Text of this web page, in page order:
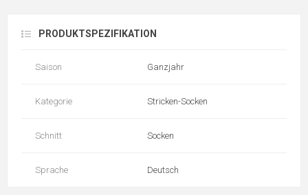
PRODUKTSPEZIFIKATION
Saison Ganzjahr
Kategorie Stricken-Socken
Schnitt Socken
Sprache Deutsch